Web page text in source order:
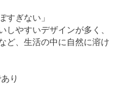
すぎない」
しやすいデザインが多く、
ど、生活の中に自然に溶け
り